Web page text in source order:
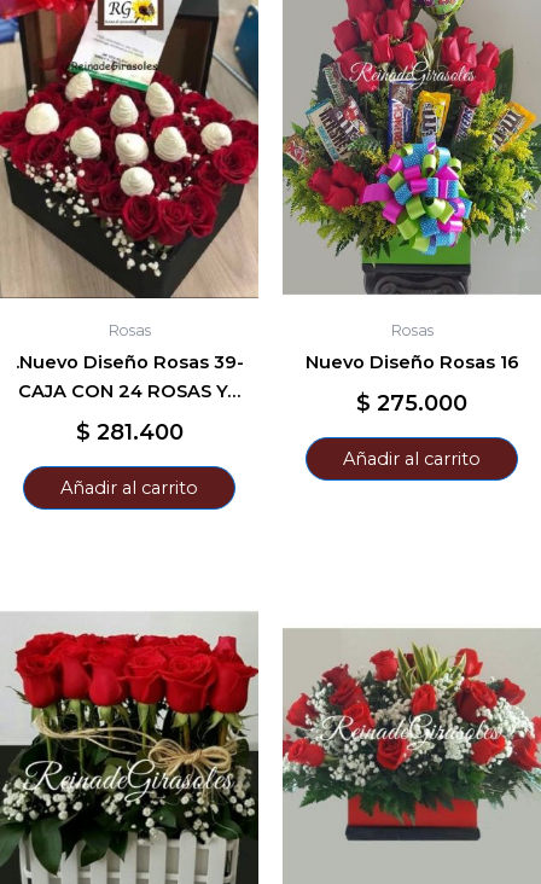
Rosas
.Nuevo Diseño Rosas 39-
CAJA CON 24 ROSAS Y…
$ 281.400
Añadir al carrito
Rosas
Nuevo Diseño Rosas 16
$ 275.000
Añadir al carrito